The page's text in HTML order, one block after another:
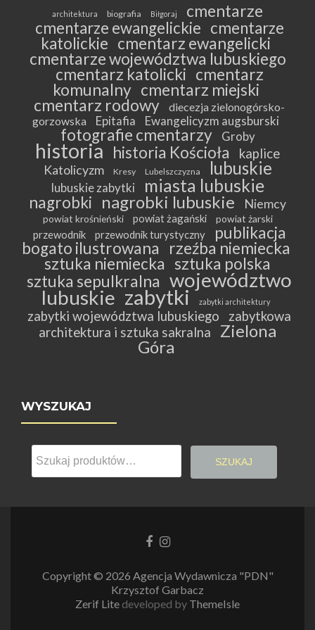
architektura biografia Biłgoraj
cmentarze
cmentarze ewangelickie cmentarze
katolickie cmentarz ewangelicki
cmentarze województwa lubuskiego
cmentarz katolicki cmentarz
komunalny cmentarz miejski
cmentarz rodowy
diecezja zielonogórsko-
gorzowska
Epitafia Ewangelicyzm augsburski
fotografie cmentarzy Groby
historia historia Kościoła kaplice
Katolicyzm Kresy Lubelszczyzna lubuskie
lubuskie zabytki miasta lubuskie
nagrobki nagrobki lubuskie Niemcy
powiat krośnieński powiat żagański powiat żarski
przewodnik przewodnik turystyczny
publikacja
bogato ilustrowana
rzeźba niemiecka
sztuka niemiecka sztuka polska
sztuka sepulkralna województwo
lubuskie zabytki zabytki architektury
zabytki województwa lubuskiego
zabytkowa
architektura i sztuka sakralna
Zielona
Góra
WYSZUKAJ
Szukaj:
SZUKAJ
LinkLink
Copyright © 2026 Agencja Wydawnicza "PDN"
Krzysztof Garbacz
Zerif Lite developed by ThemeIsle